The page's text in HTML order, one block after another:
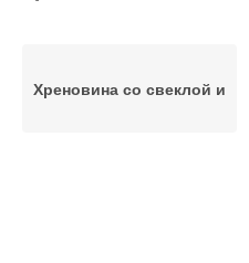
Хреновина со свеклой и